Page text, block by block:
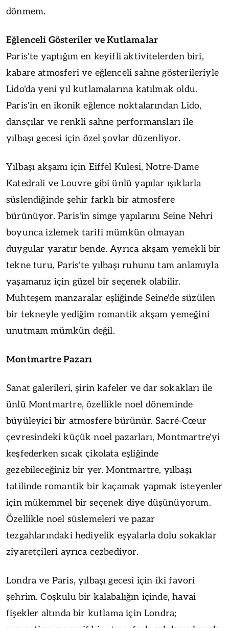
dönmem.
Eğlenceli Gösteriler ve Kutlamalar
Paris'te yaptığım en keyifli aktivitelerden biri,
kabare atmosferi ve eğlenceli sahne gösterileriyle
Lido'da yeni yıl kutlamalarına katılmak oldu.
Paris'in en ikonik eğlence noktalarından Lido,
dansçılar ve renkli sahne performansları ile
yılbaşı gecesi için özel şovlar düzenliyor.
Yılbaşı akşamı için Eiffel Kulesi, Notre-Dame
Katedrali ve Louvre gibi ünlü yapılar ışıklarla
süslendiğinde şehir farklı bir atmosfere
bürünüyor. Paris'in simge yapılarını Seine Nehri
boyunca izlemek tarifi mümkün olmayan
duygular yaratır bende. Ayrıca akşam yemekli bir
tekne turu, Paris'te yılbaşı ruhunu tam anlamıyla
yaşamanız için güzel bir seçenek olabilir.
Muhteşem manzaralar eşliğinde Seine'de süzülen
bir tekneyle yediğim romantik akşam yemeğini
unutmam mümkün değil.
Montmartre Pazarı
Sanat galerileri, şirin kafeler ve dar sokakları ile
ünlü Montmartre, özellikle noel döneminde
büyüleyici bir atmosfere bürünür. Sacré-Cœur
çevresindeki küçük noel pazarları, Montmartre'yi
keşfederken sıcak çikolata eşliğinde
gezebileceğiniz bir yer. Montmartre, yılbaşı
tatilinde romantik bir kaçamak yapmak isteyenler
için mükemmel bir seçenek diye düşünüyorum.
Özellikle noel süslemeleri ve pazar
tezgahlarındaki hediyelik eşyalarla dolu sokaklar
ziyaretçileri ayrıca cezbediyor.
Londra ve Paris, yılbaşı gecesi için iki favori
şehrim. Coşkulu bir kalabalığın içinde, havai
fişekler altında bir kutlama için Londra;